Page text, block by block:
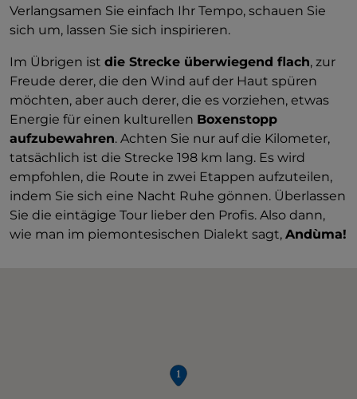
Verlangsamen Sie einfach Ihr Tempo, schauen Sie
sich um, lassen Sie sich inspirieren.
Im Übrigen ist die Strecke überwiegend flach, zur
Freude derer, die den Wind auf der Haut spüren
möchten, aber auch derer, die es vorziehen, etwas
Energie für einen kulturellen Boxenstopp
aufzubewahren. Achten Sie nur auf die Kilometer,
tatsächlich ist die Strecke 198 km lang. Es wird
empfohlen, die Route in zwei Etappen aufzuteilen,
indem Sie sich eine Nacht Ruhe gönnen. Überlassen
Sie die eintägige Tour lieber den Profis. Also dann,
wie man im piemontesischen Dialekt sagt, Andùma!